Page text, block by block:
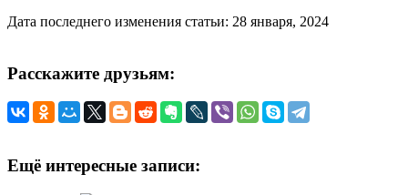
Дата последнего изменения статьи: 28 января, 2024
Расскажите друзьям:
Ещё интересные записи: